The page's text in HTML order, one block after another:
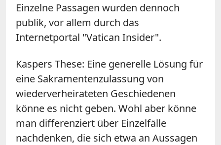
Einzelne Passagen wurden dennoch
publik, vor allem durch das
Internetportal "Vatican Insider".
Kaspers These: Eine generelle Lösung für
eine Sakramentenzulassung von
wiederverheirateten Geschiedenen
könne es nicht geben. Wohl aber könne
man differenziert über Einzelfälle
nachdenken, die sich etwa an Aussagen